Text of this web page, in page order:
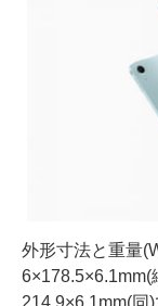
外形寸法と重量
6×178.5×6.1mm(
214.9×6.1mm(同)